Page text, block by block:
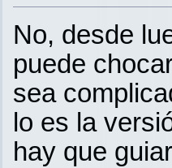
No, desde
puede
sea
lo es la
hay que